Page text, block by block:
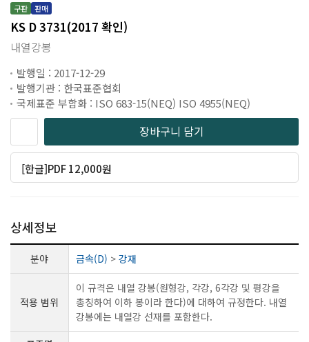
구판 판매
KS D 3731(2017 확인)
내열강봉
발행일 : 2017-12-29
발행기관 : 한국표준협회
국제표준 부합화 : ISO 683-15(NEQ) ISO 4955(NEQ)
장바구니 담기
[한글]PDF 12,000원
상세정보
분야 금속(D) > 강재
적용 범위
이 규격은 내열 강봉(원형강, 각강, 6각강 및 평강을
총칭하여 이하 봉이라 한다)에 대하여 규정한다. 내열
강봉에는 내열강 선재를 포함한다.